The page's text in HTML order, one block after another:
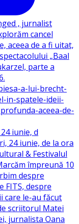
iunie, d